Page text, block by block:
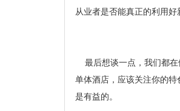
从业者是否能真正的利
最后想谈一点，我们都在
单体酒店，应该关注你的
是有益的。